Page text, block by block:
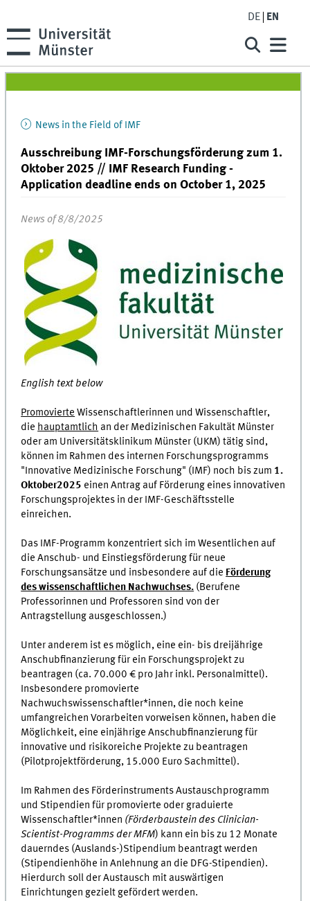
DE EN
News in the Field of IMF
Ausschreibung IMF-Forschungsförderung zum 1.
Oktober 2025 // IMF Research Funding -
Application deadline ends on October 1, 2025
News of 8/8/2025
English text below
Promovierte Wissenschaftlerinnen und Wissenschaftler,
die hauptamtlich an der Medizinischen Fakultät Münster
oder am Universitätsklinikum Münster (UKM) tätig sind,
können im Rahmen des internen Forschungsprogramms
"Innovative Medizinische Forschung" (IMF) noch bis zum 1.
Oktober2025 einen Antrag auf Förderung eines innovativen
Forschungsprojektes in der IMF-Geschäftsstelle
einreichen.
Das IMF-Programm konzentriert sich im Wesentlichen auf
die Anschub- und Einstiegsförderung für neue
Forschungsansätze und insbesondere auf die Förderung
des wissenschaftlichen Nachwuchses. (Berufene
Professorinnen und Professoren sind von der
Antragstellung ausgeschlossen.)
Unter anderem ist es möglich, eine ein- bis dreijährige
Anschubfinanzierung für ein Forschungsprojekt zu
beantragen (ca. 70.000 € pro Jahr inkl. Personalmittel).
Insbesondere promovierte
Nachwuchswissenschaftler*innen, die noch keine
umfangreichen Vorarbeiten vorweisen können, haben die
Möglichkeit, eine einjährige Anschubfinanzierung für
innovative und risikoreiche Projekte zu beantragen
(Pilotprojektförderung, 15.000 Euro Sachmittel).
Im Rahmen des Förderinstruments Austauschprogramm
und Stipendien für promovierte oder graduierte
Wissenschaftler*innen (Förderbaustein des Clinician-
Scientist-Programms der MFM) kann ein bis zu 12 Monate
dauerndes (Auslands-)Stipendium beantragt werden
(Stipendienhöhe in Anlehnung an die DFG-Stipendien).
Hierdurch soll der Austausch mit auswärtigen
Einrichtungen gezielt gefördert werden.